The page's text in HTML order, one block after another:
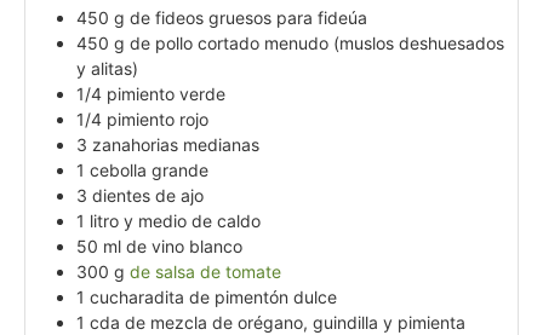
450 g de fideos gruesos para fideúa
450 g de pollo cortado menudo (muslos deshuesados
y alitas)
1/4 pimiento verde
1/4 pimiento rojo
3 zanahorias medianas
1 cebolla grande
3 dientes de ajo
1 litro y medio de caldo
50 ml de vino blanco
300 g de salsa de tomate
1 cucharadita de pimentón dulce
1 cda de mezcla de orégano, guindilla y pimienta